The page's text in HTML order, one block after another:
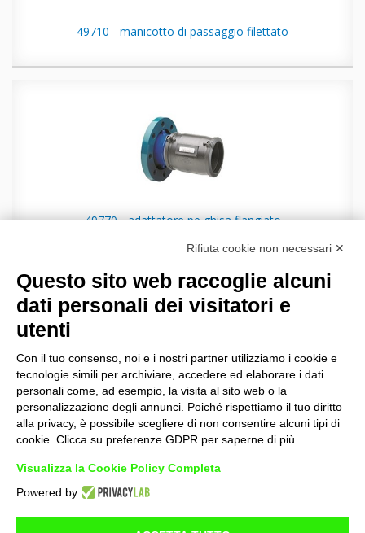
49710 - manicotto di passaggio filettato
49770 - adattatore pe ghisa flangiato
PLASSON Italia S.r.l
Via Fabbriche, 22 - 15069 Serravalle Scrivia (AL)
C.F./P.I.: 00956750103
+39 0143 60991 -
info@plasson.it
Condizioni generali di vendita
Servizio Clienti
+39 0143 609920
Ufficio Tecnico
+39 0143 609930
Rifiuta cookie non necessari ✕
Questo sito web raccoglie alcuni
dati personali dei visitatori e
utenti
Con il tuo consenso, noi e i nostri partner utilizziamo i cookie e
tecnologie simili per archiviare, accedere ed elaborare i dati
personali come, ad esempio, la visita al sito web o la
personalizzazione degli annunci. Poiché rispettiamo il tuo diritto
alla privacy, è possibile scegliere di non consentire alcuni tipi di
cookie. Clicca su preferenze GDPR per saperne di più.
Visualizza la Cookie Policy Completa
Powered by